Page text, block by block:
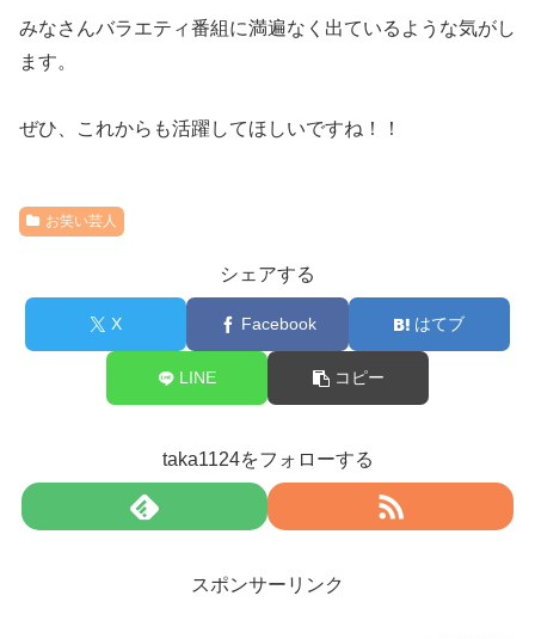
みなさんバラエティ番組に満遍なく出ているような気がし
ます。
ぜひ、これからも活躍してほしいですね！！
お笑い芸人
シェアする
X Facebook はてブ
LINE コピー
taka1124をフォローする
スポンサーリンク